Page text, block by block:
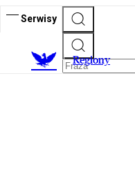
Serwisy
Regiony